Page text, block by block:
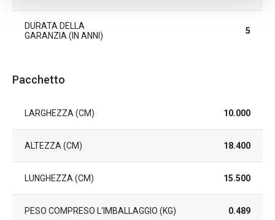
DURATA DELLA
GARANZIA (IN ANNI)
5
Pacchetto
LARGHEZZA (CM) 10.000
ALTEZZA (CM) 18.400
LUNGHEZZA (CM) 15.500
PESO COMPRESO L'IMBALLAGGIO (KG) 0.489